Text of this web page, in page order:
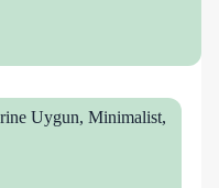
Uygun, Minimalist,